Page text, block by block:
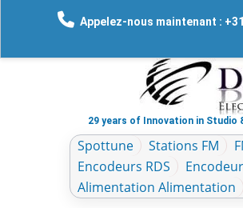
Appelez-nous maintenant :
29 years of Innovation in Studio
Spottune Stations FM
Encodeurs RDS
Alimentation Alimentation